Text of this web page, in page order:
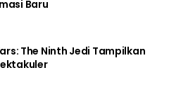
Baru
The Ninth Jedi Tampilkan